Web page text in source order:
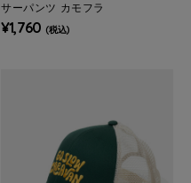
サーパンツ カモフラ
¥1,760 (税込)